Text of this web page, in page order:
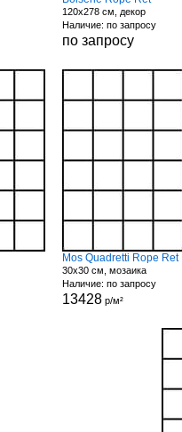
120x278 см, декор
Наличие: по запросу
по запросу
Mos Quadretti Rope Ret
30x30 см, мозаика
Наличие: по запросу
13428р/м²